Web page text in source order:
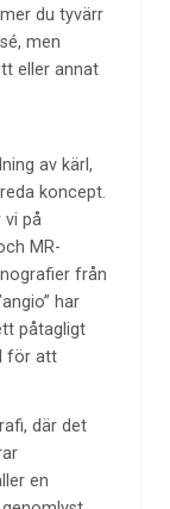
du tyvärr
men
eller annat
av kärl,
koncept.
vi på
MR-
från
har
påtagligt
för att
där det
en